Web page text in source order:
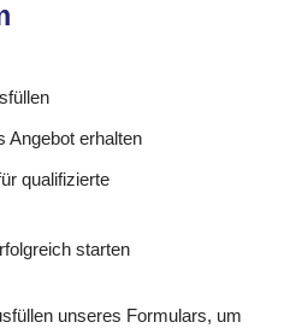
Angebot erhalten
qualifizierte
starten
unseres Formulars, um